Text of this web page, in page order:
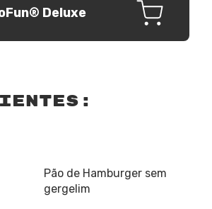
Deluxe
Pão de Hamburger sem
gergelim